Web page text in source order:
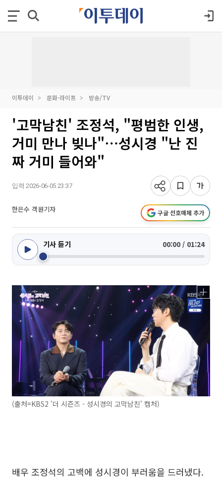
이투데이 문화·라이프 방송/TV
'고막남친' 조정석, "평범한 인생,
거미 만나 빚나"⋯성시경 "난 진
짜 거미 들어와"
입력 2026-06-05 23:37
한은수 객원기자 구글 선호매체 추가
기사 듣기 00:00 / 01:24
(출처=KBS2 '더 시즌즈 - 성시경의 고막남친' 캡처)
배우 조정석의 고백에 성시경이 부러움을 드러냈다.